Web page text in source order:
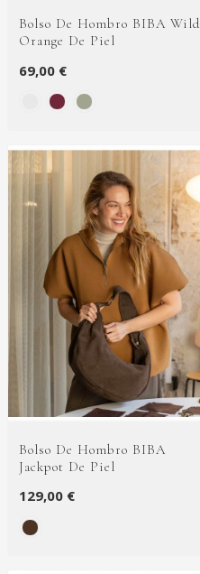
Bolso De Hombro BIBA Wild
Orange De Piel
69,00 €
Bolso De Hombro BIBA
Jackpot De Piel
129,00 €